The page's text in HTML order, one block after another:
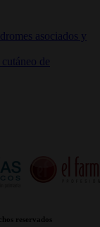
asociados y
de
reservados